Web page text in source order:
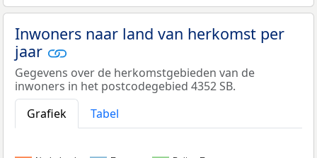
Inwoners naar land van herkomst per
jaar
Gegevens over de herkomstgebieden van de
inwoners in het postcodegebied 4352 SB.
Grafiek
Tabel